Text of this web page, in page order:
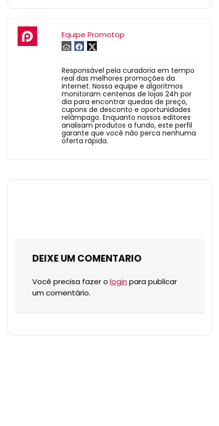
Equipe Promotop
Responsável pela curadoria em tempo
real das melhores promoções da
internet. Nossa equipe e algoritmos
monitoram centenas de lojas 24h por
dia para encontrar quedas de preço,
cupons de desconto e oportunidades
relâmpago. Enquanto nossos editores
analisam produtos a fundo, este perfil
garante que você não perca nenhuma
oferta rápida.
DEIXE UM COMENTARIO
Você precisa fazer o login para publicar
um comentário.